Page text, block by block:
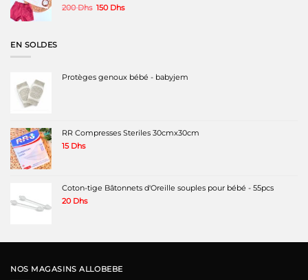
200Dhs Le
150 DhsLe
EN SOLDES
Protèges genoux bébé - babyjem
RR Compresses Steriles 30cmx30cm
15 Dhs
Coton-tige Bâtonnets d'Oreille souples pour bébé - 55pcs
20 Dhs
NOS MAGASINS ALLOBEBE